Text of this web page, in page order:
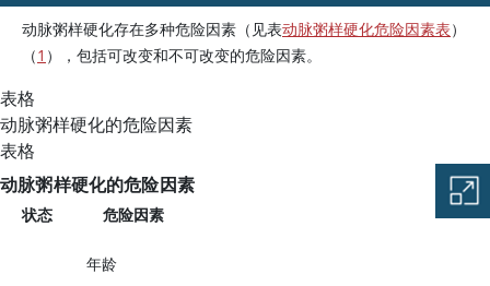
动脉粥样硬化存在多种危险因素（见表动脉粥样硬化危险因素表）
（1 ），包括可改变和不可改变的危险因素。
表格
动脉粥样硬化的危险因素
表格
动脉粥样硬化的危险因素
状态 危险因素
年龄